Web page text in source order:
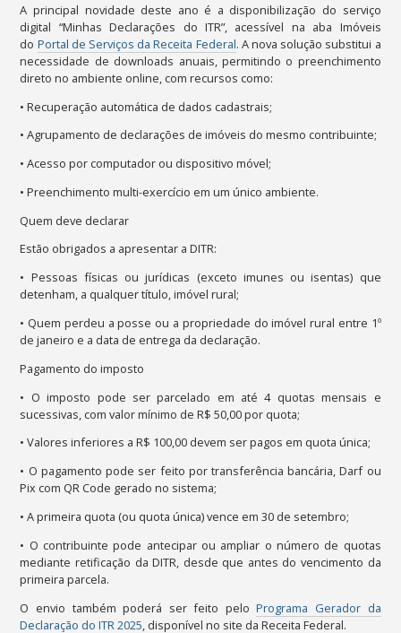
A principal novidade deste ano é a disponibilização do serviço
digital “Minhas Declarações do ITR”, acessível na aba Imóveis
do Portal de Serviços da Receita Federal. A nova solução substitui a
necessidade de downloads anuais, permitindo o preenchimento
direto no ambiente online, com recursos como:
• Recuperação automática de dados cadastrais;
• Agrupamento de declarações de imóveis do mesmo contribuinte;
• Acesso por computador ou dispositivo móvel;
• Preenchimento multi-exercício em um único ambiente.
Quem deve declarar
Estão obrigados a apresentar a DITR:
• Pessoas físicas ou jurídicas (exceto imunes ou isentas) que
detenham, a qualquer título, imóvel rural;
• Quem perdeu a posse ou a propriedade do imóvel rural entre 1º
de janeiro e a data de entrega da declaração.
Pagamento do imposto
• O imposto pode ser parcelado em até4 quotas mensais e
sucessivas, com valor mínimo deR$ 50,00 por quota;
• Valores inferiores aR$ 100,00 devem ser pagos em quota única;
• O pagamento pode ser feito por transferência bancária, Darf ou
Pix com QR Code gerado no sistema;
• A primeira quota (ou quota única) vence em30 de setembro;
• O contribuinte pode antecipar ou ampliar o número de quotas
mediante retificação da DITR, desde que antes do vencimento da
primeira parcela.
O envio também poderá ser feito peloPrograma Gerador da
Declaração do ITR 2025, disponível no site da Receita Federal.